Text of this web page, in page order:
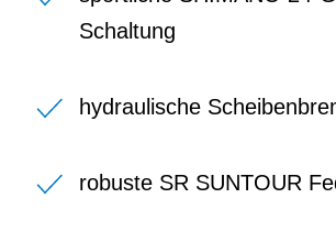
Schaltung
hydraulische
robuste SR SUNTOUR